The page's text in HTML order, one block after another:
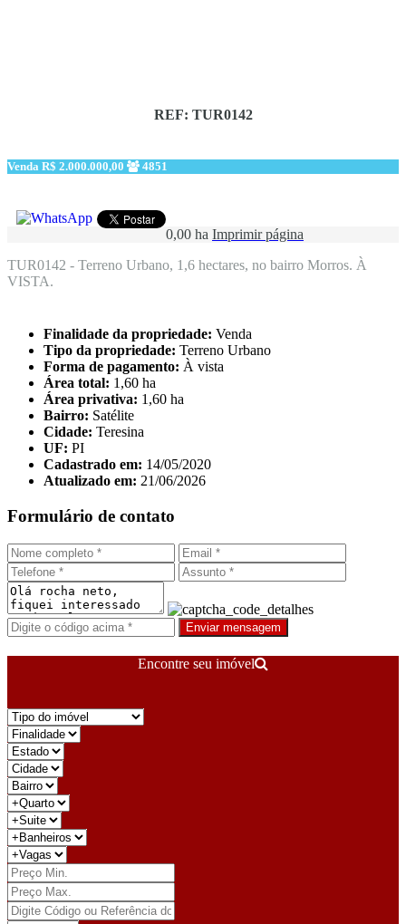
REF: TUR0142
Venda R$ 2.000.000,00 4851
0,00 ha Imprimir página
TUR0142 - Terreno Urbano, 1,6 hectares, no bairro Morros. À
VISTA.
Finalidade da propriedade: Venda
Tipo da propriedade: Terreno Urbano
Forma de pagamento: À vista
Área total: 1,60 ha
Área privativa: 1,60 ha
Bairro: Satélite
Cidade: Teresina
UF: PI
Cadastrado em: 14/05/2020
Atualizado em: 21/06/2026
Formulário de contato
Enviar mensagem
Encontre seu imóvel